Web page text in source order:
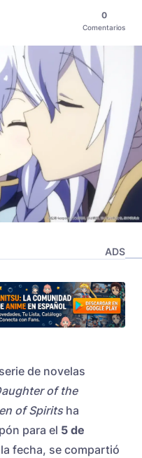
0
Comentarios
ADS
de novelas
of the
of Spiritsha
para el 5 de
fecha, se compartió